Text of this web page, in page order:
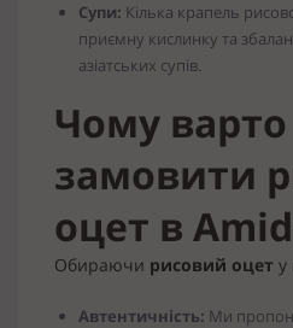
Супи: Кілька крапель
приємну кислинку та
азіатських супів.
Чому варто
замовити
оцет в
Обираючи рисовий оцет у
Автентичність: Ми